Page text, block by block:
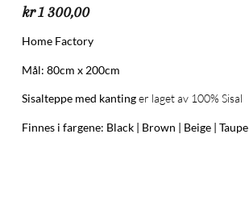
kr1 300,00
Home Factory
Mål: 80cm x 200cm
Sisalteppe med kantinger laget av 100% Sisal
Finnes i fargene: Black | Brown | Beige | Taupe